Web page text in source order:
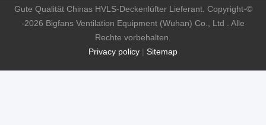
Privacy policy | Sitemap
Gute Qualität Chinas HVLS-Deckenlüfter Lieferant. Copyright-©
-2026 Bigfans Ventilation Equipment (Wuhan) Co., Ltd . Alle
Rechte vorbehalten.